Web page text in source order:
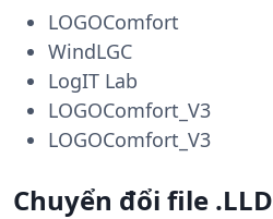
LOGOComfort
WindLGC
LogIT Lab
LOGOComfort_V3
LOGOComfort_V3
Chuyển đổi file .LLD